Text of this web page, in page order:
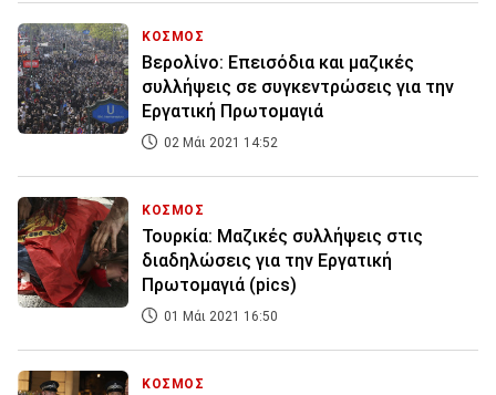
ΚΟΣΜΟΣ
Βερολίνο: Επεισόδια και μαζικές
συλλήψεις σε συγκεντρώσεις για την
Εργατική Πρωτομαγιά
02 Μάι 2021 14:52
ΚΟΣΜΟΣ
Τουρκία: Μαζικές συλλήψεις στις
διαδηλώσεις για την Εργατική
Πρωτομαγιά (pics)
01 Μάι 2021 16:50
ΚΟΣΜΟΣ